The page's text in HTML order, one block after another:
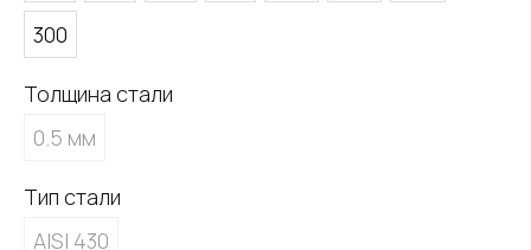
300
Толщина стали
0.5 мм
Тип стали
AISI 430